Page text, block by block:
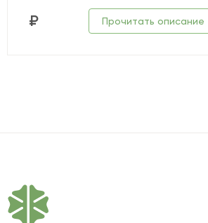
₽ Прочитать описание